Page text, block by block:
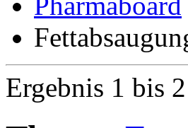
Forum
Allgemein
Pharmaboard